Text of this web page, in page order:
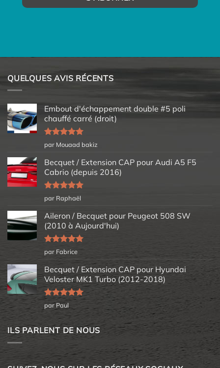
QUELQUES AVIS RÉCENTS
Embout d'échappement double #5 poli
chauffé carré (droit)
Note5sur
5
par Mouaad bakiz
Becquet / Extension CAP pour Audi A5 F5
Cabrio (depuis 2016)
Note5sur
5
par Raphaël
Aileron / Becquet pour Peugeot 508 SW
(2010 à Aujourd'hui)
Note5sur
5
par Fabrice
Becquet / Extension CAP pour Hyundai
Veloster MK1 Turbo (2012-2018)
Note5sur
5
par Paul
ILS PARLENT DE NOUS